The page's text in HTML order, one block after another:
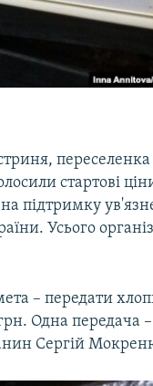
переселенка
стартові
підтримку
Усього
– передати
Одна передача –
Сергій